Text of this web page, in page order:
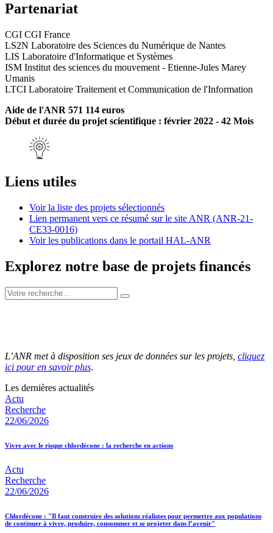
Partenariat
CGI CGI France
LS2N Laboratoire des Sciences du Numérique de Nantes
LIS Laboratoire d'Informatique et Systèmes
ISM Institut des sciences du mouvement - Etienne-Jules Marey
Umanis
LTCI Laboratoire Traitement et Communication de l'Information
Aide de l'ANR 571 114 euros
Début et durée du projet scientifique : février 2022 - 42 Mois
Liens utiles
Voir la liste des projets sélectionnés
Lien permanent vers ce résumé sur le site ANR (ANR-21-
CE33-0016)
Voir les publications dans le portail HAL-ANR
Explorez notre base de projets financés
L’ANR met à disposition ses jeux de données sur les projets, cliquez
ici pour en savoir plus.
Les dernières actualités
Actu
Recherche
22/06/2026
Vivre avec le risque chlordécone : la recherche en actions
Actu
Recherche
22/06/2026
Chlordécone : "Il faut construire des solutions réalistes pour permettre aux populations
de continuer à vivre, produire, consommer et se projeter dans l’avenir"